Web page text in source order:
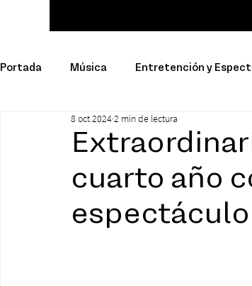
Portada Música Entretención y
Productos y Marcas
cuarto año
8 oct 20242 min de lectura